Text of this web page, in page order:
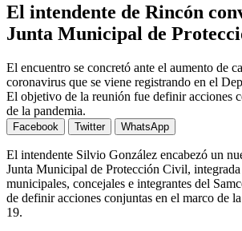
El intendente de Rincón
Junta Municipal de
El encuentro se concretó ante el aumento de
coronavirus que se viene registrando en el
El objetivo de la reunión fue definir acciones
de la pandemia.
Facebook Twitter WhatsApp
El intendente Silvio González encabezó un
Junta Municipal de Protección Civil,
municipales, concejales e integrantes del
de definir acciones conjuntas en el marco de
19.